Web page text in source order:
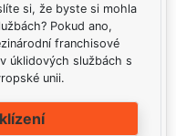
si, že byste si mohla
Pokud ano,
franchisové
úklidových službách s
unii.